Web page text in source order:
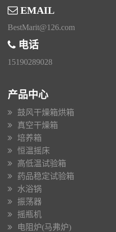
EMAIL
BestMarit@126.com
电话
15190289028
产品中心
鼓风干燥箱烘箱
真空干燥箱
培养箱
恒温摇床
高低温试验箱
药品稳定试验箱
水浴锅
振荡器
摇瓶机
电阻炉(马弗炉)